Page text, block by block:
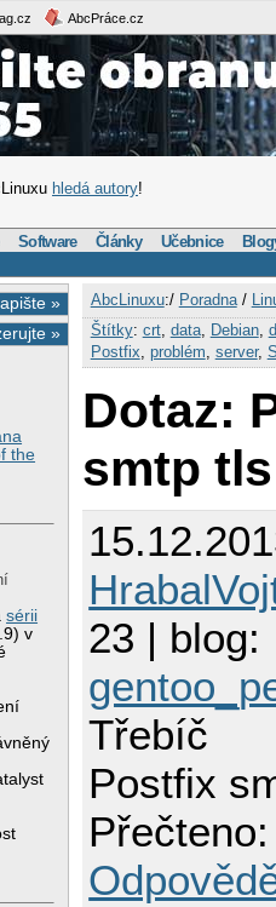
AbcPráce.cz
hledá autory!
Software Články Učebnice
»
»
the
sérii
v
AbcLinuxu:/ Poradna/
Štítky: crt, data, Debian,
Postfix problém server,
Dotaz:
smtp tls
23 | blog:
Třebíč
Postfix